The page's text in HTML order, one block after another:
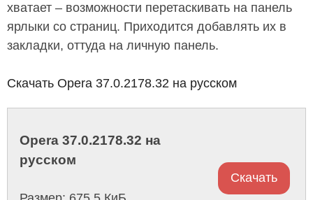
хватает – возможности перетаскивать на панель
ярлыки со страниц. Приходится добавлять их в
закладки, оттуда на личную панель.
Скачать Opera 37.0.2178.32 на русском
Opera 37.0.2178.32 на
русском
Скачать